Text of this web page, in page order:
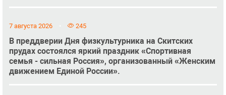
7 августа 2026 245
В преддверии Дня физкультурника на Скитских
прудах состоялся яркий праздник «Спортивная
семья - сильная Россия», организованный «Женским
движением Единой России».